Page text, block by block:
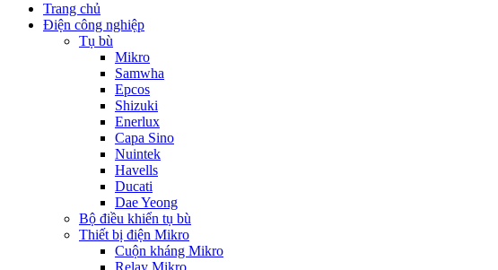
Trang chủ
Điện công nghiệp
Tụ bù
Mikro
Samwha
Epcos
Shizuki
Enerlux
Capa Sino
Nuintek
Havells
Ducati
Dae Yeong
Bộ điều khiển tụ bù
Thiết bị điện Mikro
Cuộn kháng Mikro
Relay Mikro